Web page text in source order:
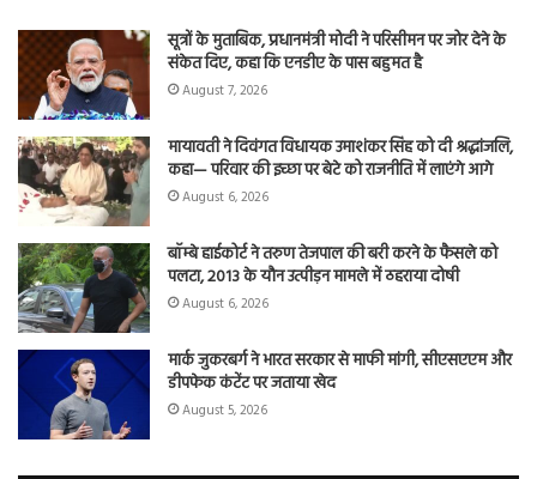
सूत्रों के मुताबिक, प्रधानमंत्री मोदी ने परिसीमन पर जोर देने के
संकेत दिए, कहा कि एनडीए के पास बहुमत है
August 7, 2026
मायावती ने दिवंगत विधायक उमाशंकर सिंह को दी श्रद्धांजलि,
कहा— परिवार की इच्छा पर बेटे को राजनीति में लाएंगे आगे
August 6, 2026
बॉम्बे हाईकोर्ट ने तरुण तेजपाल की बरी करने के फैसले को
पलटा, 2013 के यौन उत्पीड़न मामले में ठहराया दोषी
August 6, 2026
मार्क जुकरबर्ग ने भारत सरकार से माफी मांगी, सीएसएएम और
डीपफेक कंटेंट पर जताया खेद
August 5, 2026